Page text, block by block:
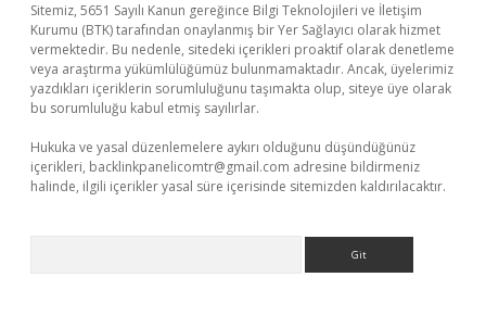
Sitemiz, 5651 Sayılı Kanun gereğince Bilgi Teknolojileri ve İletişim
Kurumu (BTK) tarafından onaylanmış bir Yer Sağlayıcı olarak hizmet
vermektedir. Bu nedenle, sitedeki içerikleri proaktif olarak denetleme
veya araştırma yükümlülüğümüz bulunmamaktadır. Ancak, üyelerimiz
yazdıkları içeriklerin sorumluluğunu taşımakta olup, siteye üye olarak
bu sorumluluğu kabul etmiş sayılırlar.
Hukuka ve yasal düzenlemelere aykırı olduğunu düşündüğünüz
içerikleri, backlinkpanelicomtr@gmail.com adresine bildirmeniz
halinde, ilgili içerikler yasal süre içerisinde sitemizden kaldırılacaktır.